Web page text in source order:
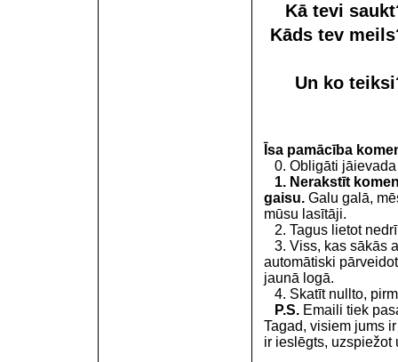
Kā tevi
Kāds tev
Un ko
Īsa pamācība
0. Obligāti jāievada
1. Nerakstīt
gaisu. Galu galā,
mūsu lasītāji.
2. Tagus lietot
3. Viss, kas sākās
automātiski
jaunā logā.
4. Skatīt nullto,
P.S. Emaili tiek
Tagad, visiem jums
ir ieslēgts, uzspiežot